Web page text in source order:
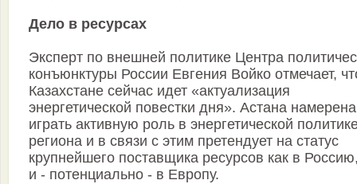
Дело в ресурсах
Эксперт по внешней политике Центра
конъюнктуры России Евгения Войко отмечает,
Казахстане сейчас идет «актуализация
энергетической повестки дня». Астана намерена
играть активную роль в энергетической
региона и в связи с этим претендует на статус
крупнейшего поставщика ресурсов как в
и - потенциально - в Европу.